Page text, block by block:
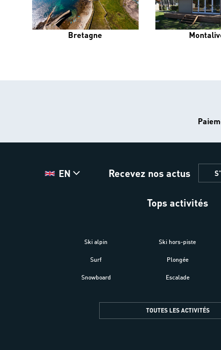
Bretagne
EN Recevez nos actus
Tops activités
Ski alpin
Surf
Snowboard
Ski hors-piste
Plongée
Escalade
TOUTES LES ACTIVITÉS